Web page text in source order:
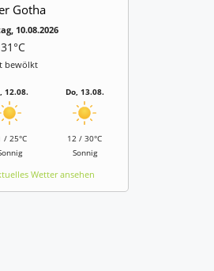
Gotha
10.08.2026
bewölkt
12.08.
/ 25°C
Do, 13.08.
12 / 30°C
Sonnig
Wetter ansehen